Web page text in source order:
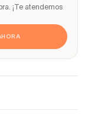
¡Te atendemos